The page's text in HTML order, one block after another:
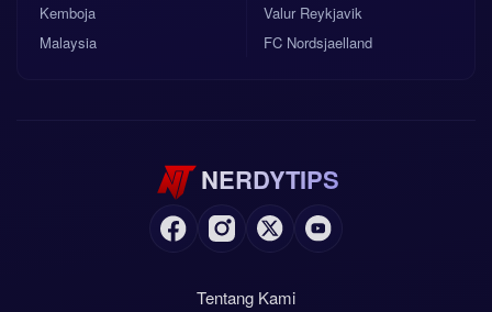
Kemboja
Malaysia
Valur Reykjavik
FC Nordsjaelland
NERDYTIPS
Tentang Kami